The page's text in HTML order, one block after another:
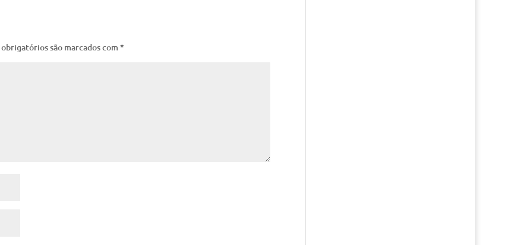
obrigatórios são marcados com *